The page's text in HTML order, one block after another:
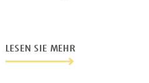
LESEN SIE MEHR